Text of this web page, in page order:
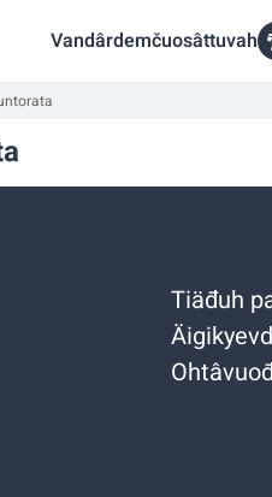
Vandârdemčuosâttuvah
Tiäđuh